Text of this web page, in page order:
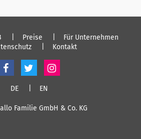
Preise
Für Unternehmen
Kontakt
DE EN
Familie GmbH & Co. KG